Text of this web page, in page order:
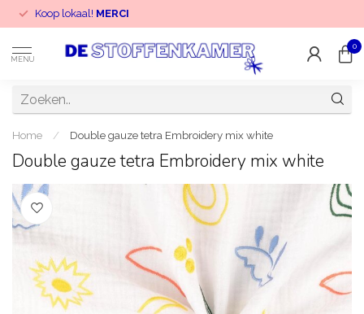
Koop lokaal! MERCI
MENU
0
Home / Double gauze tetra Embroidery mix white
Double gauze tetra Embroidery mix white